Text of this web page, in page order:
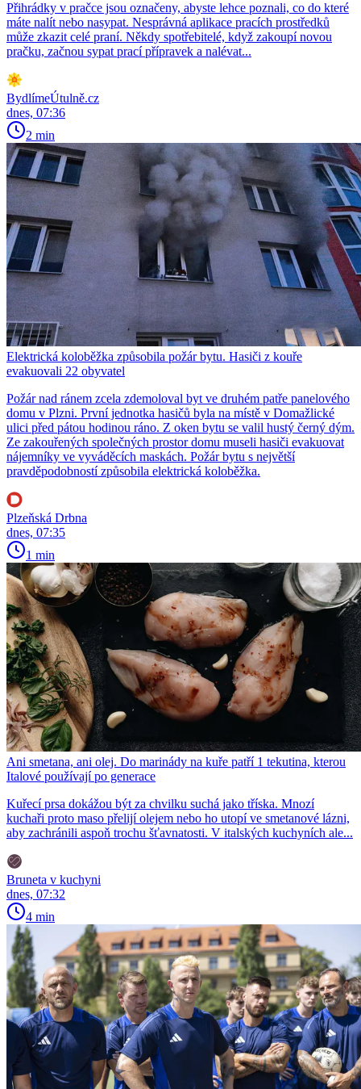
Přihrádky v pračce jsou označeny, abyste lehce poznali, co do které
máte nalít nebo nasypat. Nesprávná aplikace pracích prostředků
může zkazit celé praní. Někdy spotřebitelé, když zakoupí novou
pračku, začnou sypat prací přípravek a nalévat...
BydlímeÚtulně.cz
dnes, 07:36
2 min
Elektrická koloběžka způsobila požár bytu. Hasiči z kouře
evakuovali 22 obyvatel
Požár nad ránem zcela zdemoloval byt ve druhém patře panelového
domu v Plzni. První jednotka hasičů byla na místě v Domažlické
ulici před pátou hodinou ráno. Z oken bytu se valil hustý černý dým.
Ze zakouřených společných prostor domu museli hasiči evakuovat
nájemníky ve vyváděcích maskách. Požár bytu s největší
pravděpodobností způsobila elektrická koloběžka.
Plzeňská Drbna
dnes, 07:35
1 min
Ani smetana, ani olej. Do marinády na kuře patří 1 tekutina, kterou
Italové používají po generace
Kuřecí prsa dokážou být za chvilku suchá jako tříska. Mnozí
kuchaři proto maso přelijí olejem nebo ho utopí ve smetanové lázni,
aby zachránili aspoň trochu šťavnatosti. V italských kuchyních ale...
Bruneta v kuchyni
dnes, 07:32
4 min